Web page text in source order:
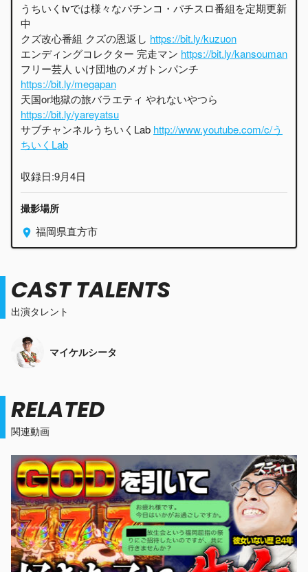
うちいくtvでは様々なパチンコ・パチスロ番組を定期更新
中
クズ改心番組 クズの恩返し https://bit.ly/kuzuon
エンディングコレクター 完走マン https://bit.ly/kansouman
フリー芸人 いけ団地のメガトンパンチ
https://bit.ly/megapan
天国or地獄の旅バラエティ やれないやつら
https://bit.ly/yareyatsu
サブチャンネルうちいくLab http://www.youtube.com/c/う
ちいくLab
収録日:9月4日
撮影場所
福岡県直方市
出演タレント
CAST TALENTS
マイケルシータ
関連動画
RELATED